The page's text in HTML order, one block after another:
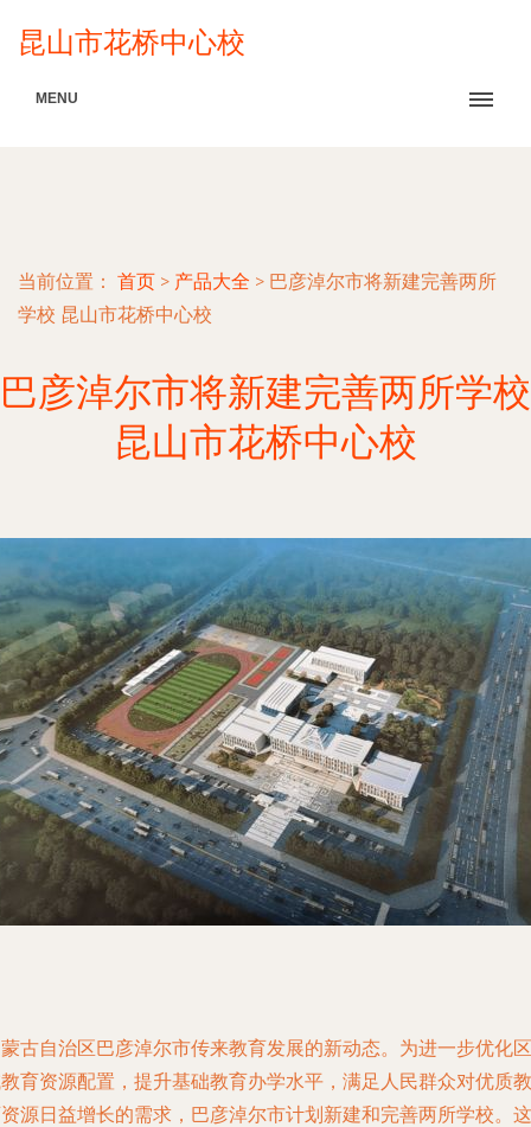
昆山市花桥中心校
MENU
当前位置： 首页 > 产品大全 > 巴彦淖尔市将新建完善两所
学校 昆山市花桥中心校
巴彦淖尔市将新建完善两所学校
昆山市花桥中心校
古自治区巴彦淖尔市传来教育发展的新动态。为进一步优化区
育资源配置，提升基础教育办学水平，满足人民群众对优质教
源日益增长的需求，巴彦淖尔市计划新建和完善两所学校。这